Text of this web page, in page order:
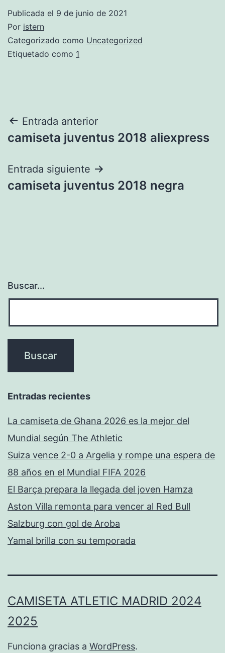
Publicada el 9 de junio de 2021
Por istern
Categorizado como Uncategorized
Etiquetado como 1
Navegación
de
entradas
Entrada anterior
camiseta juventus 2018 aliexpress
Entrada siguiente
camiseta juventus 2018 negra
Buscar...
Entradas recientes
La camiseta de Ghana 2026 es la mejor del
Mundial según The Athletic
Suiza vence 2-0 a Argelia y rompe una espera de
88 años en el Mundial FIFA 2026
El Barça prepara la llegada del joven Hamza
Aston Villa remonta para vencer al Red Bull
Salzburg con gol de Aroba
Yamal brilla con su temporada
CAMISETA ATLETIC MADRID 2024
2025
Funciona gracias a WordPress.